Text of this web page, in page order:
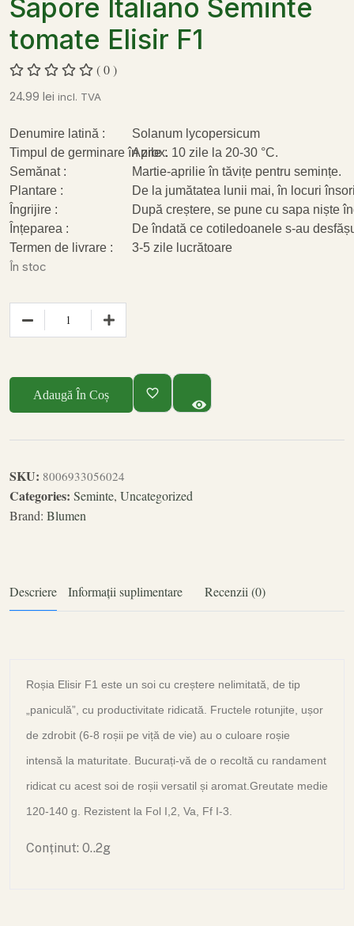
Sapore Italiano Seminte
tomate Elisir F1
( 0 )
24.99 lei incl. TVA
Denumire latină :
Solanum lycopersicum
Timpul de germinare în zile :Aprox. 10 zile la 20-30 °C.
Semănat :
Martie-aprilie în tăvițe pentru semințe.
Plantare :
De la jumătatea lunii mai, în locuri
Îngrijire :
După creștere, se pune cu sapa niște
Înțeparea :
De îndată ce cotiledoanele s-au
Termen de livrare :
3-5 zile lucrătoare
În stoc
Adaugă În Coș
SKU: 8006933056024
Categories: Seminte, Uncategorized
Brand: Blumen
Descriere Informații suplimentare Recenzii (0)
Roșia Elisir F1 este un soi cu creștere nelimitată, de tip
„paniculă”, cu productivitate ridicată. Fructele rotunjite, ușor
de zdrobit (6-8 roșii pe viță de vie) au o culoare roșie
intensă la maturitate. Bucurați-vă de o recoltă cu randament
ridicat cu acest soi de roșii versatil și aromat. Greutate medie
120-140 g. Rezistent la Fol I,2, Va, Ff I-3.
Conținut: 0..2g